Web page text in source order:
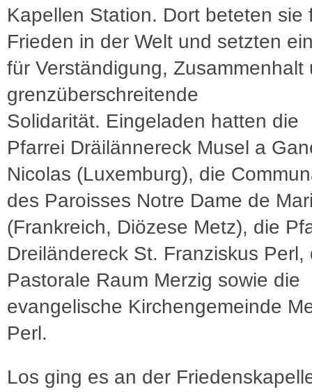
Kapellen Station. Dort beteten sie
Frieden in der Welt und setzten
für Verständigung, Zusammenhalt
grenzüberschreitende
Solidarität. Eingeladen hatten die
Pfarrei Dräilännereck Musel a
Nicolas (Luxemburg), die
des Paroisses Notre Dame de
(Frankreich, Diözese Metz), die
Dreiländereck St. Franziskus Perl,
Pastorale Raum Merzig sowie die
evangelische Kirchengemeinde
Perl.
Los ging es an der